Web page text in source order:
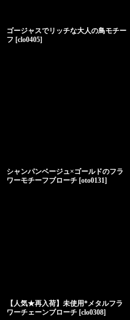
ゴージャスでリッチな大人の鳥モチー
フ [clo0405]
シャンパンベージュ×ゴールドのフラ
ワーモチーフブローチ [oto0131]
【人気★再入荷】未使用*メタルフラ
ワーチェーンブローチ [clo0308]